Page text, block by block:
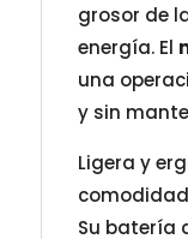
grosor de
energía. El
una
y sin
Ligera y
Su batería